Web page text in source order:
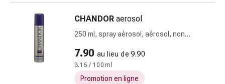
Douleurs
auriculaires
Hygiène
oreilles
Gouttes
ophtalmiques
CHANDOR aerosol
250 ml, spray aérosol, aérosol, non
7.90 au lieu de 9.90
3.16 / 100 ml
Promotion en ligne